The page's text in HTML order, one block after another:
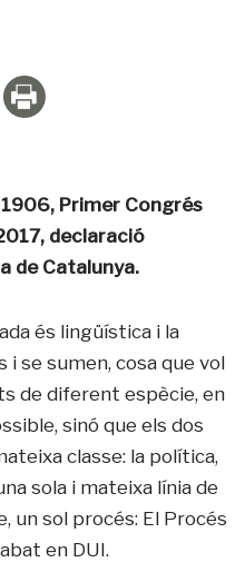
Primer Congrés
declaració
de Catalunya.
és lingüística i la
i se sumen, cosa que vol
de diferent espècie, en
sinó que els dos
classe: la política,
sola i mateixa línia de
un sol procés: El Procés
en DUI.